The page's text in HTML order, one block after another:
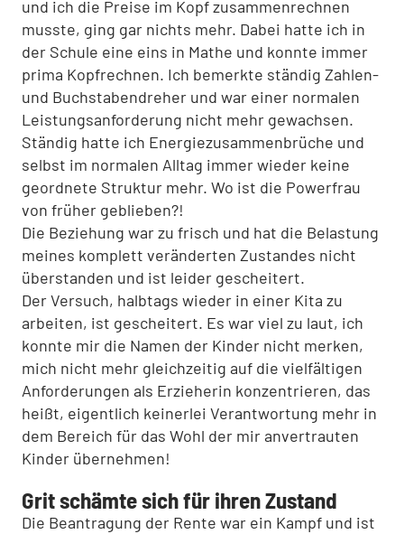
und ich die Preise im Kopf zusammenrechnen
musste, ging gar nichts mehr. Dabei hatte ich in
der Schule eine eins in Mathe und konnte immer
prima Kopfrechnen. Ich bemerkte ständig Zahlen-
und Buchstabendreher und war einer normalen
Leistungsanforderung nicht mehr gewachsen.
Ständig hatte ich Energiezusammenbrüche und
selbst im normalen Alltag immer wieder keine
geordnete Struktur mehr. Wo ist die Powerfrau
von früher geblieben?!
Die Beziehung war zu frisch und hat die Belastung
meines komplett veränderten Zustandes nicht
überstanden und ist leider gescheitert.
Der Versuch, halbtags wieder in einer Kita zu
arbeiten, ist gescheitert. Es war viel zu laut, ich
konnte mir die Namen der Kinder nicht merken,
mich nicht mehr gleichzeitig auf die vielfältigen
Anforderungen als Erzieherin konzentrieren, das
heißt, eigentlich keinerlei Verantwortung mehr in
dem Bereich für das Wohl der mir anvertrauten
Kinder übernehmen!
Grit schämte sich für ihren Zustand
Die Beantragung der Rente war ein Kampf und ist